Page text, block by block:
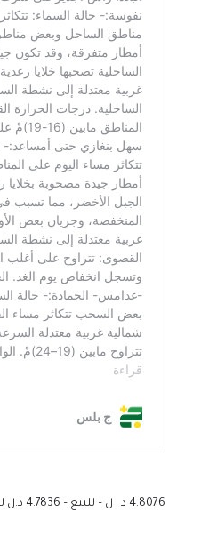
4.8076 د . ل – للبيع – 4.7836 د.ل للشراء